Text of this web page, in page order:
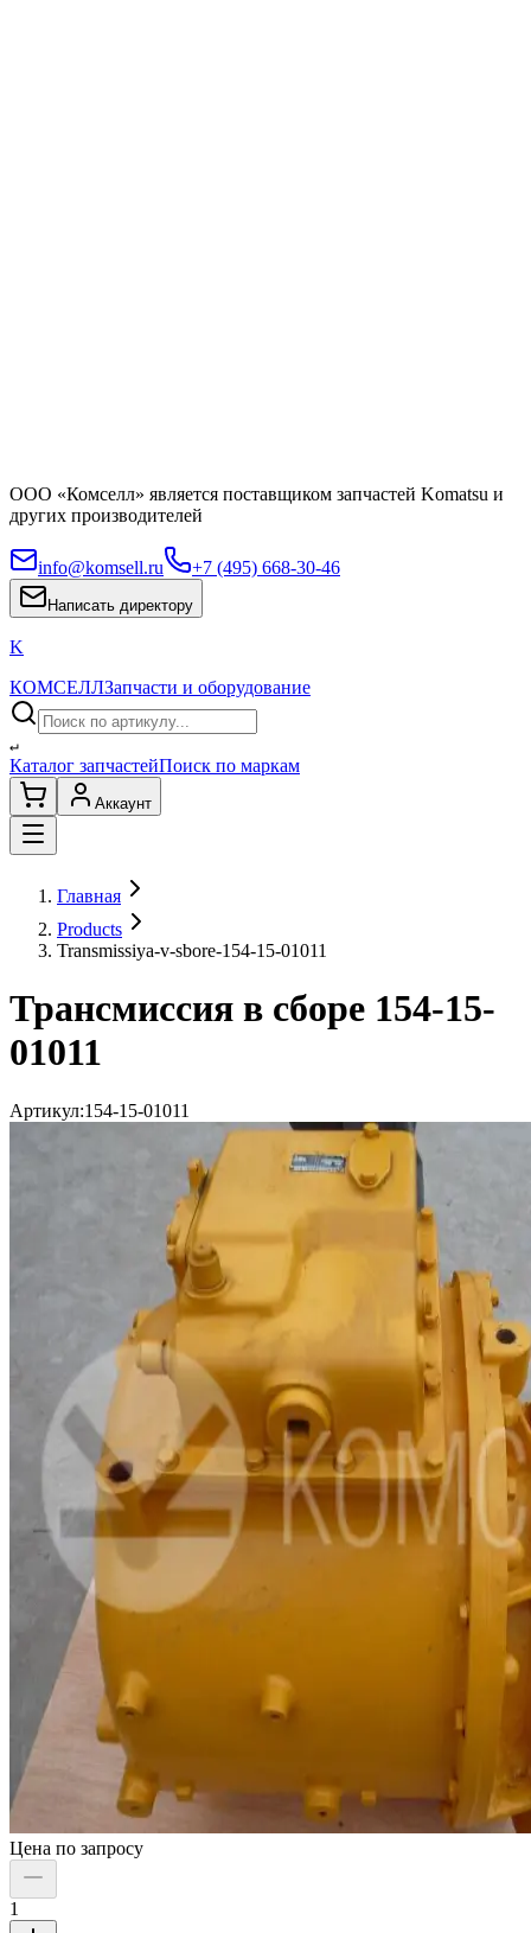
ООО «Комселл» является поставщиком запчастей Komatsu и
других производителей
info@komsell.ru +7 (495) 668-30-46
Написать директору
K
КОМСЕЛЛЗапчасти и оборудование
↵
Каталог запчастейПоиск по маркам
Аккаунт
Главная
Products
Transmissiya-v-sbore-154-15-01011
Трансмиссия в сборе 154-15-
01011
Артикул:154-15-01011
Цена по запросу
1